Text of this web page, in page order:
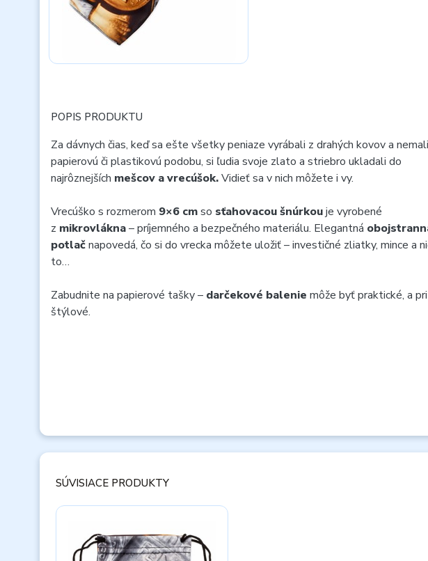
POPIS PRODUKTU
Za dávnych čias, keď sa ešte všetky peniaze vyrábali z drahých kovov a nemali
papierovú či plastikovú podobu, si ľudia svoje zlato a striebro ukladali do
najrôznejších mešcov a vrecúšok.Vidieť sa v nich môžete i vy.
Vrecúško s rozmerom 9×6 cmso sťahovacou šnúrkouje vyrobené
z mikrovlákna– príjemného a bezpečného materiálu. Elegantná
potlačnapovedá, čo si do vrecka môžete uložiť – investičné zliatky, mince a
to…
Zabudnite na papierové tašky – darčekové balenie môže byť praktické, a
štýlové.
SÚVISIACE PRODUKTY